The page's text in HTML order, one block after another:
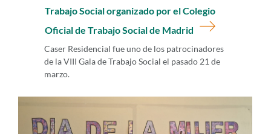
Trabajo Social organizado por el Colegio
Oficial de Trabajo Social de Madrid
Caser Residencial fue uno de los patrocinadores
de la VIII Gala de Trabajo Social el pasado 21 de
marzo.